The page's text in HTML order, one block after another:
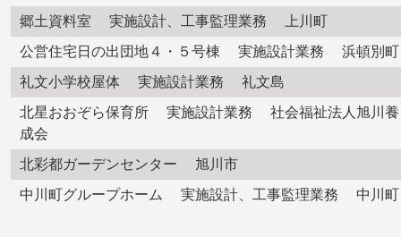
郷土資料室 実施設計、工事監理業務 上川町
公営住宅日の出団地４・５号棟 実施設計業務 浜頓別町
礼文小学校屋体 実施設計業務 礼文島
北星おおぞら保育所 実施設計業務 社会福祉法人旭川養
成会
北彩都ガーデンセンター 旭川市
中川町グループホーム 実施設計、工事監理業務 中川町